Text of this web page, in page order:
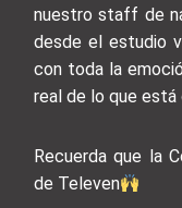
nuestro staff de
desde el estudio
con toda la
real de lo que está
Recuerda que la
de Televen